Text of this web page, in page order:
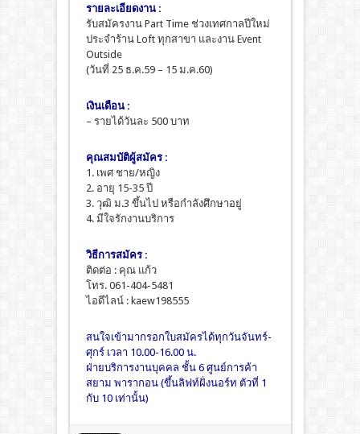
รายละเอียดงาน :
รับสมัครงาน Part Time ช่วงเทศกาลปีใหม่
ประจำร้าน Loft ทุกสาขา และงาน Event
Outside
(วันที่ 25 ธ.ค.59 – 15 ม.ค.60)
เงินเดือน :
– รายได้วันละ 500 บาท
คุณสมบัติผู้สมัคร :
1. เพศ ชาย/หญิง
2. อายุ 15-35 ปี
3. วุฒิ ม.3 ขึ้นไป หรือกำลังศึกษาอยู่
4. มีใจรักงานบริการ
วิธีการสมัคร :
ติดต่อ : คุณ แก้ว
โทร. 061-404-5481
ไอดีไลน์ : kaew198555
สนใจเข้ามากรอกใบสมัครได้ทุกวันจันทร์-
ศุกร์ เวลา 10.00-16.00 น.
ฝ่ายบริการงานบุคคล ชั้น 6 ศูนย์การค้า
สยาม พารากอน (ขึ้นลิฟท์ฝั่งนอร์ท ตัวที่ 1
กับ 10 เท่านั้น)